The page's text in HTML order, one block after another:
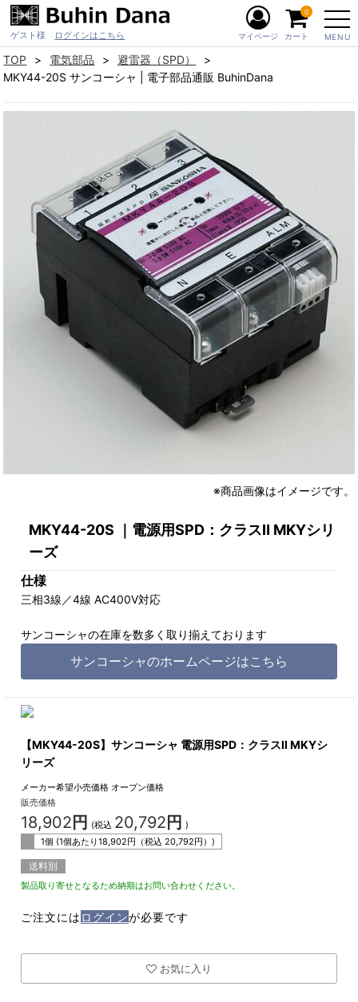
ゲスト様 ログインはこちら MENU
マイページ カート
0
TOP 電気部品
避雷器（SPD）
MKY44-20S サンコーシャ | 電子部品通販 BuhinDana
※商品画像はイメージです。
MKY44-20S ｜電源用SPD：クラスⅡ MKYシリ
ーズ
仕様
三相3線／4線 AC400V対応
サンコーシャの在庫を数多く取り揃えております
サンコーシャのホームページはこちら
【MKY44-20S】サンコーシャ 電源用SPD：クラスⅡ MKYシ
リーズ
メーカー希望小売価格 オープン価格
販売価格
18,902 円 (税込 20,792 円 )
1個 (1個あたり18,902円（税込20,792円）)
送料別
製品取り寄せとなるため納期はお問い合わせください。
ご注文には ログインが必要です
お気に入り